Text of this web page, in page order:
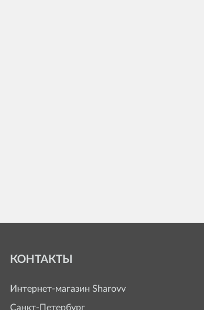
КОНТАКТЫ
Интернет-магазин Sharovv
Санкт-Петербург